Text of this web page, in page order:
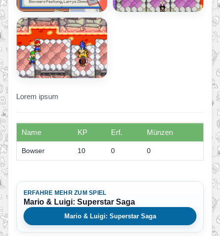
Lorem ipsum
Name KP Erf. Münzen
Bowser 10 0 0
ERFAHRE MEHR ZUM SPIEL
Mario & Luigi: Superstar Saga
Mario & Luigi: Superstar Saga